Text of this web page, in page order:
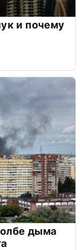
и почему
дыма